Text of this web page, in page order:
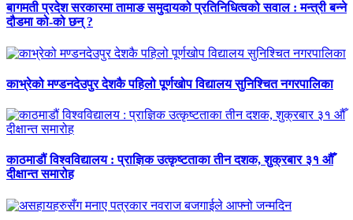
बागमती प्रदेश सरकारमा तामाङ समुदायको प्रतिनिधित्वको सवाल : मन्त्री बन्ने
दौडमा को‐को छन् ?
काभ्रेको मण्डनदेउपुर देशकै पहिलो पूर्णखोप विद्यालय सुनिश्चित नगरपालिका
काठमाडौं विश्वविद्यालय : प्राज्ञिक उत्कृष्टताका तीन दशक, शुक्रबार ३१ औँ
दीक्षान्त समारोह